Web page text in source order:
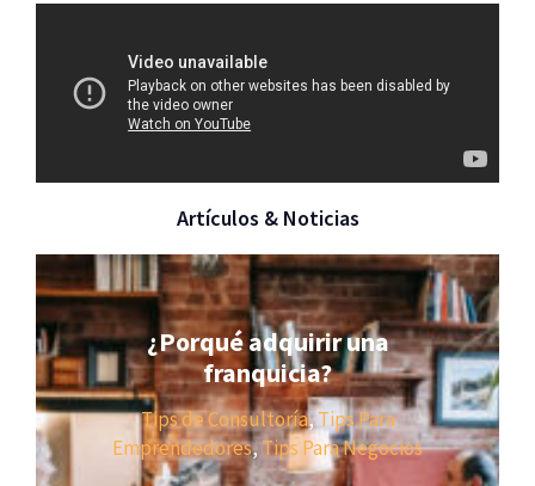
Artículos & Noticias
¿Porqué adquirir una
franquicia?
Tips de Consultoría,Tips Para
Emprendedores, Tips Para Negocios